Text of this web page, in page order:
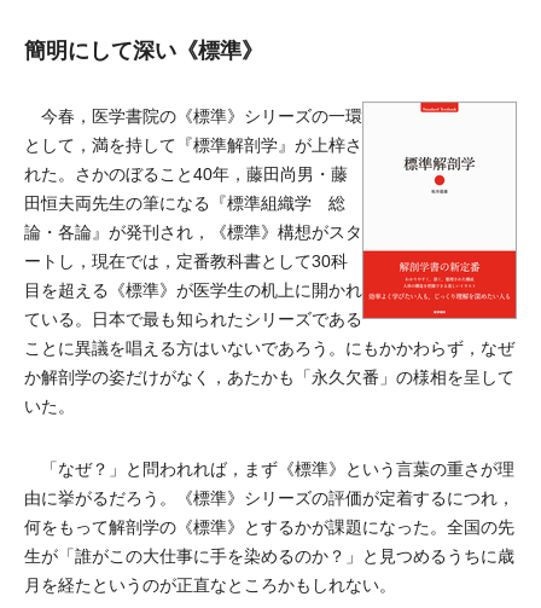
簡明にして深い《標準》
今春，医学書院の《標準》シリーズの一環
として，満を持して『標準解剖学』が上梓さ
れた。さかのぼること40年，藤田尚男・藤
田恒夫両先生の筆になる『標準組織学 総
論・各論』が発刊され，《標準》構想がスタ
ートし，現在では，定番教科書として30科
目を超える《標準》が医学生の机上に開かれ
ている。日本で最も知られたシリーズである
ことに異議を唱える方はいないであろう。にもかかわらず，なぜ
か解剖学の姿だけがなく，あたかも「永久欠番」の様相を呈して
いた。
「なぜ？」と問われれば，まず《標準》という言葉の重さが理
由に挙がるだろう。《標準》シリーズの評価が定着するにつれ，
何をもって解剖学の《標準》とするかが課題になった。全国の先
生が「誰がこの大仕事に手を染めるのか？」と見つめるうちに歳
月を経たというのが正直なところかもしれない。